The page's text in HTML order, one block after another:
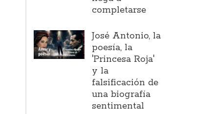
completarse
José Antonio, la
poesía, la
'Princesa Roja'
y la
falsificación de
una biografía
sentimental